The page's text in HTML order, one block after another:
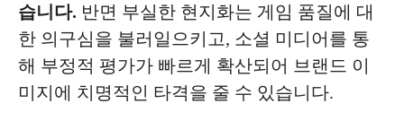
습니다. 반면 부실한 현지화는 게임 품질에 대
한 의구심을 불러일으키고, 소셜 미디어를 통
해 부정적 평가가 빠르게 확산되어 브랜드 이
미지에 치명적인 타격을 줄 수 있습니다.